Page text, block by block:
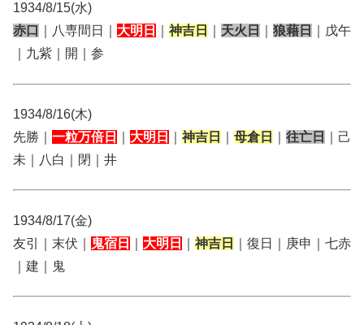
1934/8/15(水)
赤口
｜八専間日｜ 大明日 神吉日 天火日 狼藉日
｜戊午
｜九紫｜開｜参
1934/8/16(木)
先勝｜ 一粒万倍日 大明日 神吉日 母倉日 往亡日
｜己
未｜八白｜閉｜井
1934/8/17(金)
友引｜末伏｜
鬼宿日 大明日 神吉日
｜復日｜庚申｜七赤
｜建｜鬼